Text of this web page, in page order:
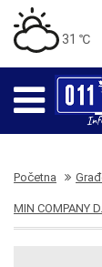
31 ℃
Početna
MIN COMPANY